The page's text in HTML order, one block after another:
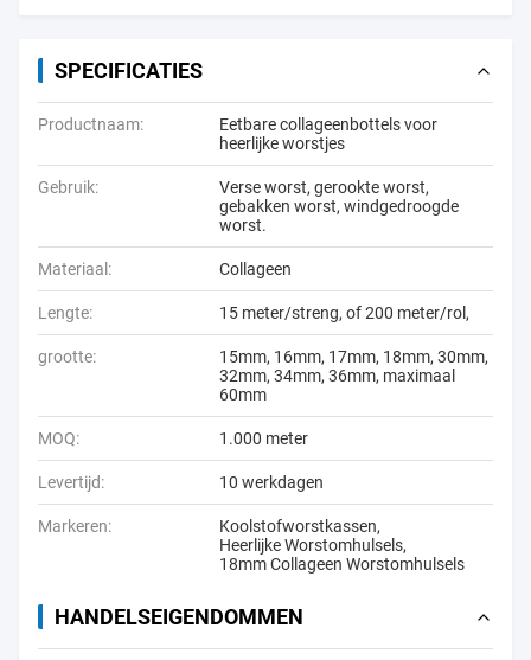
SPECIFICATIES
Productnaam:
Eetbare collageenbottels voor
heerlijke worstjes
Gebruik:
Verse worst, gerookte worst,
gebakken worst, windgedroogde
worst.
Materiaal: Collageen
Lengte: 15 meter/streng, of 200 meter/rol,
grootte:
15mm, 16mm, 17mm, 18mm, 30mm,
32mm, 34mm, 36mm, maximaal
60mm
MOQ: 1.000 meter
Levertijd: 10 werkdagen
Markeren: Koolstofworstkassen,
Heerlijke Worstomhulsels,
18mm Collageen Worstomhulsels
HANDELSEIGENDOMMEN